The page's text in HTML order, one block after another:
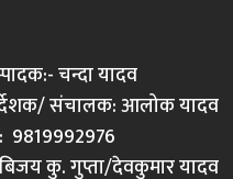
चन्दा यादव
संचालक: आलोक यादव
9819992976
कु. गुप्ता/देवकुमार यादव